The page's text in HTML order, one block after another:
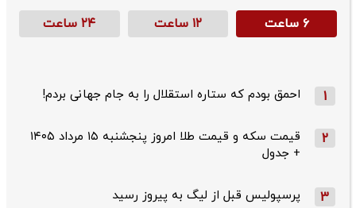
۶ ساعت ۱۲ ساعت ۲۴ ساعت
1 احمق بودم که ستاره استقلال را به جام جهانی بردم!
2
قیمت سکه و قیمت طلا امروز پنجشنبه ۱۵ مرداد ۱۴۰۵
+ جدول
3 پرسپولیس قبل از لیگ به پیروز رسید